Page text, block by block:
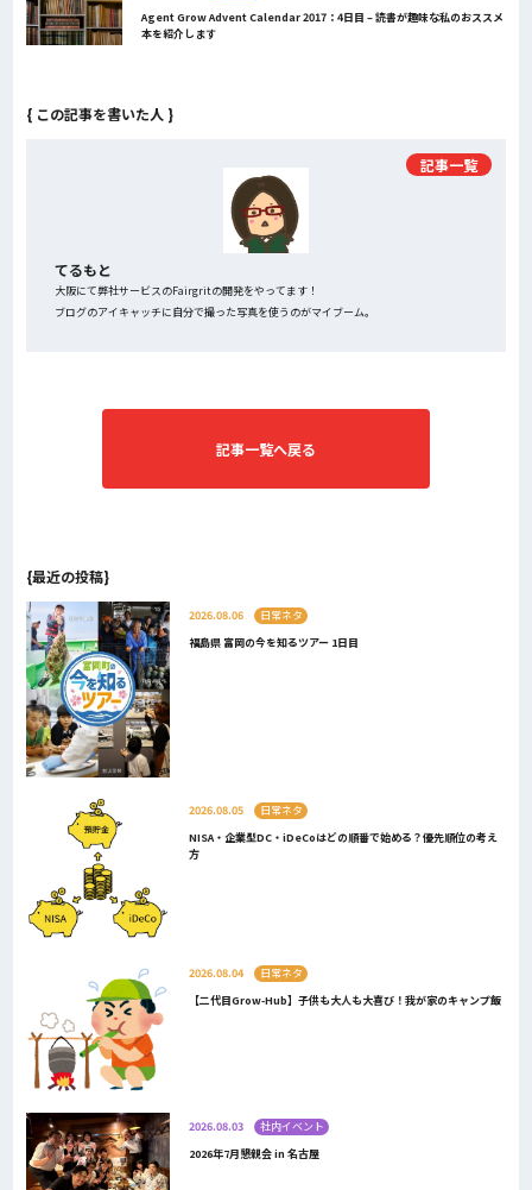
Agent Grow Advent Calendar 2017：4日目 – 読書が趣味な私のおススメ
本を紹介します
{ この記事を書いた人 }
てるもと
大阪にて弊社サービスのFairgritの開発をやってます！
ブログのアイキャッチに自分で撮った写真を使うのがマイブーム。
記事一覧
記事一覧へ戻る
{最近の投稿}
2026.08.06
日常ネタ
福島県 富岡の今を知るツアー 1日目
2026.08.05
日常ネタ
NISA・企業型DC・iDeCoはどの順番で始める？優先順位の考え
方
2026.08.04
日常ネタ
【二代目Grow-Hub】子供も大人も大喜び！我が家のキャンプ飯
2026.08.03
社内イベント
2026年7月懇親会 in 名古屋